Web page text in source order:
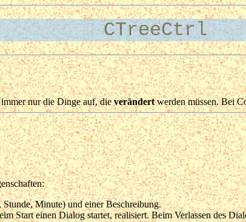
CTreeCtrl
nur die Dinge auf, dieverändertwerden müssen. Bei
Minute) und einer Beschreibung.
Start einen Dialog startet, realisiert. Beim Verlassen des